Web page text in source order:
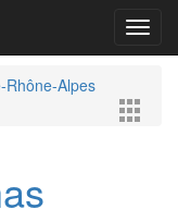
Rhône-Alpes